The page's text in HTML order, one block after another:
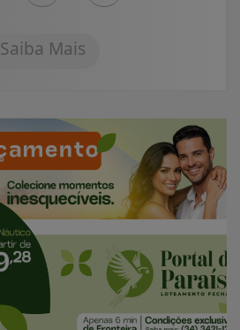
Saiba Mais